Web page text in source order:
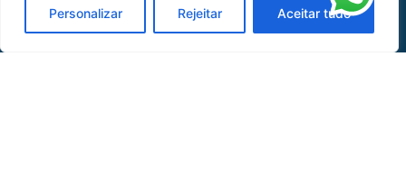
Personalizar Rejeitar Aceitar tudo
Oficina de Mangueiras